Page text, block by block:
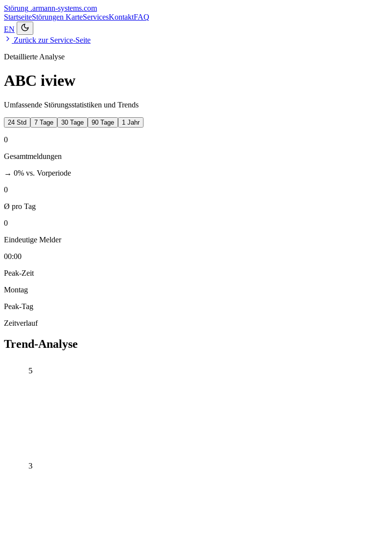
Störung .armann-systems.com
StartseiteStörungen KarteServicesKontaktFAQ
EN
Zurück zur Service-Seite
Detaillierte Analyse
ABC iview
Umfassende Störungsstatistiken und Trends
24 Std 7 Tage 30 Tage 90 Tage 1 Jahr
0
Gesamtmeldungen
→ 0% vs. Vorperiode
0
Ø pro Tag
0
Eindeutige Melder
00:00
Peak-Zeit
Montag
Peak-Tag
Zeitverlauf
Trend-Analyse
3
5